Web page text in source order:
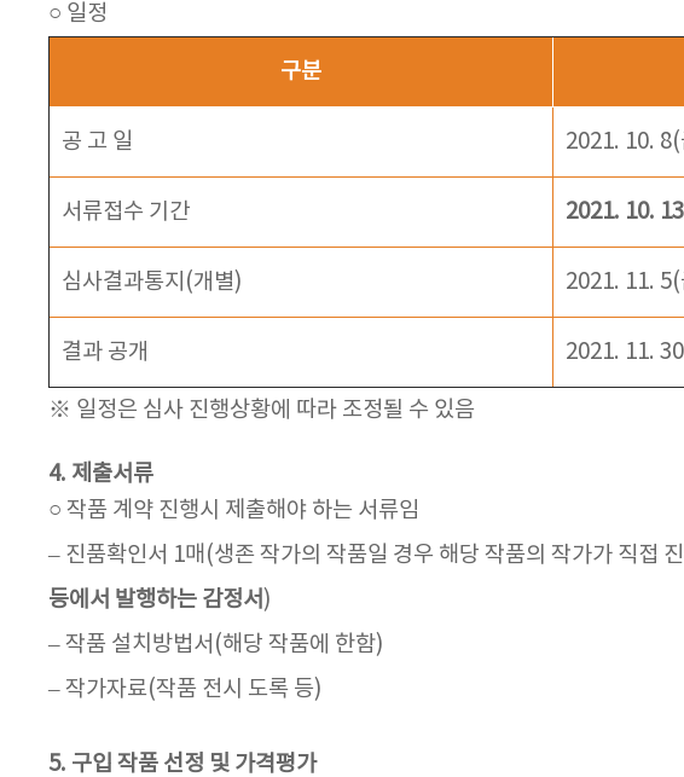
○ 일정
구분
공 고 일 2021. 10. 8(
서류접수 기간 2021. 10.
심사결과통지(개별) 2021. 11. 5(
결과 공개 2021. 11.
※ 일정은 심사 진행상황에 따라 조정될 수 있음
4. 제출서류
○ 작품 계약 진행시 제출해야 하는 서류임
– 진품확인서 1매(생존 작가의 작품일 경우 해당 작품의 작가가 직접
등에서 발행하는 감정서 )
– 작품 설치방법서(해당 작품에 한함)
– 작가자료(작품 전시 도록 등)
5. 구입 작품 선정 및 가격평가